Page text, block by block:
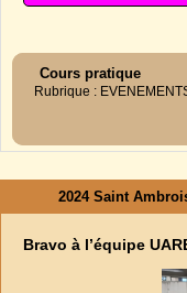
Cours pratique
Rubrique :
2024 Saint
Bravo à l’équipe